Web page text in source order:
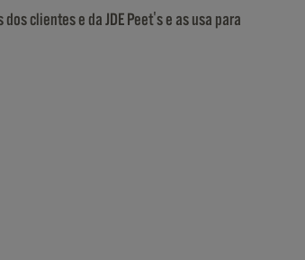
clientes e da JDE Peet's e as usa para